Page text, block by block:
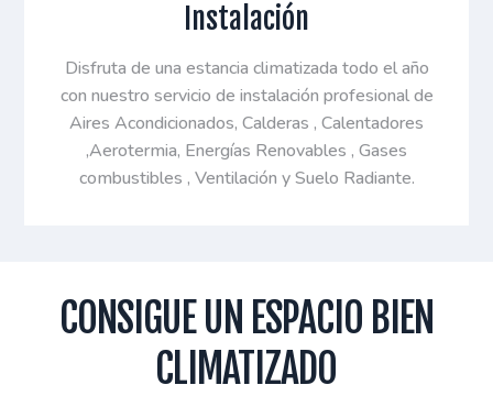
Instalación
Disfruta de una estancia climatizada todo el año
con nuestro servicio de instalación profesional de
Aires Acondicionados, Calderas , Calentadores
,Aerotermia, Energías Renovables , Gases
combustibles , Ventilación y Suelo Radiante.
CONSIGUE UN ESPACIO BIEN
CLIMATIZADO